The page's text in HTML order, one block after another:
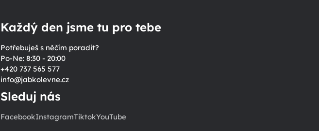
Každý den jsme tu pro tebe
Potřebuješ s něčím poradit?
Po-Ne: 8:30 - 20:00
+420 737 565 577
info@jabkolevne.cz
Sleduj nás
FacebookInstagramTiktokYouTube